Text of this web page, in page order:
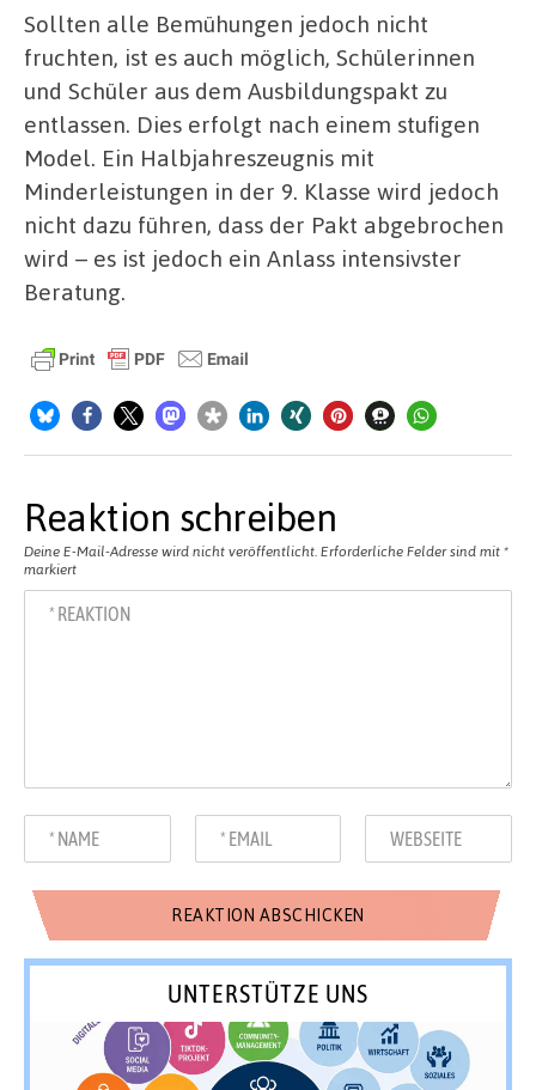
Sollten alle Bemühungen jedoch nicht
fruchten, ist es auch möglich, Schülerinnen
und Schüler aus dem Ausbildungspakt zu
entlassen. Dies erfolgt nach einem stufigen
Model. Ein Halbjahreszeugnis mit
Minderleistungen in der 9. Klasse wird jedoch
nicht dazu führen, dass der Pakt abgebrochen
wird – es ist jedoch ein Anlass intensivster
Beratung.
Reaktion schreiben
Deine E-Mail-Adresse wird nicht veröffentlicht. Erforderliche Felder sind mit *
markiert
UNTERSTÜTZE UNS